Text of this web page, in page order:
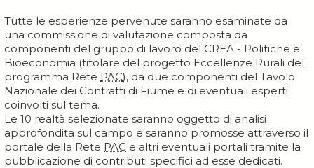
Tutte le esperienze pervenute saranno esaminate da
una commissione di valutazione composta da
componenti del gruppo di lavoro del CREA - Politiche e
Bioeconomia (titolare del progetto Eccellenze Rurali del
programma Rete PAC), da due componenti del Tavolo
Nazionale dei Contratti di Fiume e di eventuali esperti
coinvolti sul tema.
Le 10 realtà selezionate saranno oggetto di analisi
approfondita sul campo e saranno promosse attraverso il
portale della Rete PAC e altri eventuali portali tramite la
pubblicazione di contributi specifici ad esse dedicati.